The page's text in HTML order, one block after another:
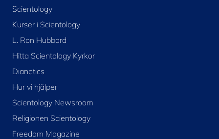
Scientology
Kurser i Scientology
L. Ron Hubbard
Hitta Scientology Kyrkor
Dianetics
Hur vi hjälper
Scientology Newsroom
Religionen Scientology
Freedom Magazine